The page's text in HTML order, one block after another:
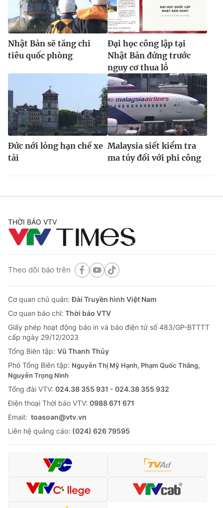
Nhật Bản sẽ tăng chi
tiêu quốc phòng
Đại học công lập tại
Nhật Bản đứng trước
nguy cơ thua lỗ
Đức nới lỏng hạn chế xe
tải
Malaysia siết kiểm tra
ma túy đối với phi công
THỜI BÁO VTV
Theo dõi báo trên
Cơ quan chủ quản:Đài Truyền hình Việt Nam
Cơ quan báo chí: Thời báo VTV
Giấy phép hoạt động báo in và báo điện tử số 483/GP-BTTTT
cấp ngày 29/12/2023
Tổng Biên tập: Vũ Thanh Thủy
Phó Tổng Biên tập: Nguyễn Thị Mỹ Hạnh, Phạm Quốc Thắng,
Nguyễn Trọng Ninh
Tổng đài VTV: 024.38 355 931 - 024.38 355 932
Ðiện thoại Thời báo VTV: 0988 671 671
Email: toasoan@vtv.vn
Liên hệ quảng cáo: (024) 626 79595